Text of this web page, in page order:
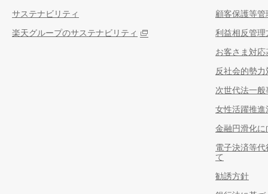
サステナビリティ
楽天グループのサステナビリティ
顧客保護等管
利益相反管理
お客さま対応
反社会的勢
次世代法一
女性活躍推
金融円滑化
電子決済等
て
勧誘方針